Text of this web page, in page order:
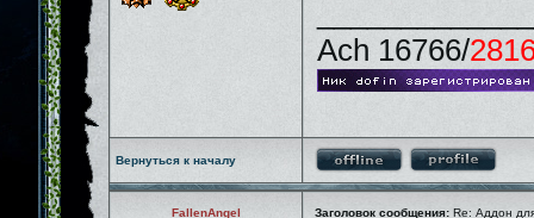
Ach 16766/
Вернуться к началу
FallenAngel Заголовок сообщения: Re: Аддон